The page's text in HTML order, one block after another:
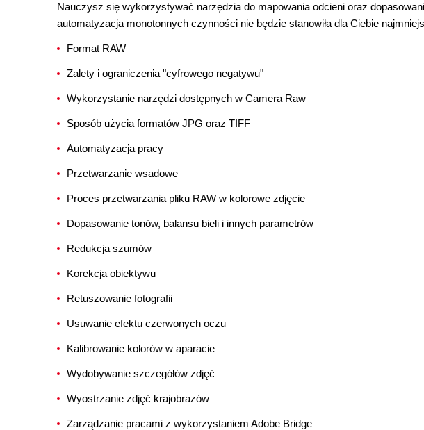
Nauczysz się wykorzystywać narzędzia do mapowania odcieni oraz
automatyzacja monotonnych czynności nie będzie stanowiła dla Ciebie
Format RAW
Zalety i ograniczenia "cyfrowego negatywu"
Wykorzystanie narzędzi dostępnych w Camera Raw
Sposób użycia formatów JPG oraz TIFF
Automatyzacja pracy
Przetwarzanie wsadowe
Proces przetwarzania pliku RAW w kolorowe zdjęcie
Dopasowanie tonów, balansu bieli i innych parametrów
Redukcja szumów
Korekcja obiektywu
Retuszowanie fotografii
Usuwanie efektu czerwonych oczu
Kalibrowanie kolorów w aparacie
Wydobywanie szczegółów zdjęć
Wyostrzanie zdjęć krajobrazów
Zarządzanie pracami z wykorzystaniem Adobe Bridge